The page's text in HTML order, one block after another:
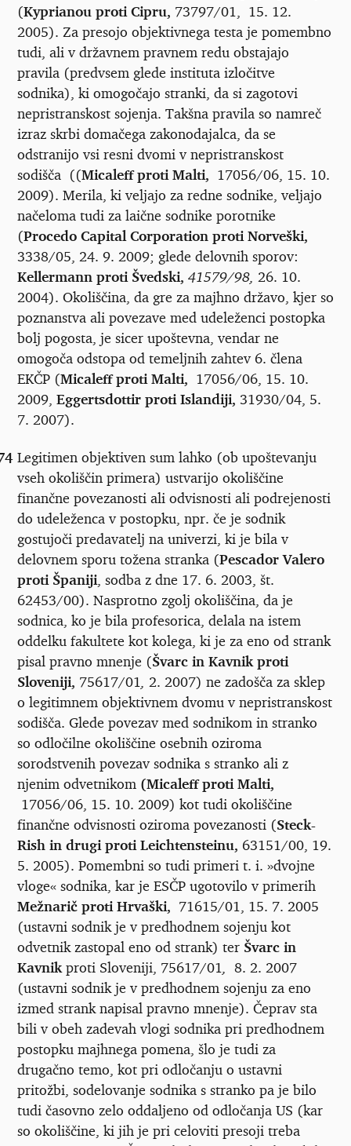
(Kyprianou proti Cipru, 73797/01, 15. 12.
2005). Za presojo objektivnega testa je pomembno
tudi, ali v državnem pravnem redu obstajajo
pravila (predvsem glede instituta izločitve
sodnika), ki omogočajo stranki, da si zagotovi
nepristranskost sojenja. Takšna pravila so namreč
izraz skrbi domačega zakonodajalca, da se
odstranijo vsi resni dvomi v nepristranskost
sodišča ((Micaleff proti Malti, 17056/06, 15. 10.
2009). Merila, ki veljajo za redne sodnike, veljajo
načeloma tudi za laične sodnike porotnike
(Procedo Capital Corporation proti Norveški,
3338/05, 24. 9. 2009; glede delovnih sporov:
Kellermann proti Švedski, 41579/98, 26. 10.
2004). Okoliščina, da gre za majhno državo, kjer so
poznanstva ali povezave med udeleženci postopka
bolj pogosta, je sicer upoštevna, vendar ne
omogoča odstopa od temeljnih zahtev 6. člena
EKČP (Micaleff proti Malti, 17056/06, 15. 10.
2009, Eggertsdottir proti Islandiji, 31930/04, 5.
7. 2007).
Legitimen objektiven sum lahko (ob upoštevanju
vseh okoliščin primera) ustvarijo okoliščine
finančne povezanosti ali odvisnosti ali podrejenosti
do udeleženca v postopku, npr. če je sodnik
gostujoči predavatelj na univerzi, ki je bila v
delovnem sporu tožena stranka (Pescador Valero
proti Španiji , sodba z dne 17. 6. 2003, št.
62453/00). Nasprotno zgolj okoliščina, da je
sodnica, ko je bila profesorica, delala na istem
oddelku fakultete kot kolega, ki je za eno od strank
pisal pravno mnenje (Švarc in Kavnik proti
Sloveniji, 75617/01
2. 2007) ne zadošča za sklep
o legitimnem objektivnem dvomu v nepristranskost
sodišča. Glede povezav med sodnikom in stranko
so odločilne okoliščine osebnih oziroma
sorodstvenih povezav sodnika s stranko ali z
njenim odvetnikom (Micaleff proti Malti,
17056/06, 15. 10. 2009) kot tudi okoliščine
finančne odvisnosti oziroma povezanosti (Steck-
Rish in drugi proti Leichtensteinu, 63151/00, 19.
5. 2005). Pomembni so tudi primeri t. i. »dvojne
vloge« sodnika, kar je ESČP ugotovilo v primerih
Mežnarič proti Hrvaški, 71615/01, 15. 7. 2005
(ustavni sodnik je v predhodnem sojenju kot
odvetnik zastopal eno od strank) ter Švarc in
Kavnik proti Sloveniji, 75617/01
8. 2. 2007
(ustavni sodnik je v predhodnem sojenju za eno
izmed strank napisal pravno mnenje). Čeprav sta
bili v obeh zadevah vlogi sodnika pri predhodnem
postopku majhnega pomena, šlo je tudi za
drugačno temo, kot pri odločanju o ustavni
pritožbi, sodelovanje sodnika s stranko pa je bilo
tudi časovno zelo oddaljeno od odločanja US (kar
so okoliščine, ki jih je pri celoviti presoji treba